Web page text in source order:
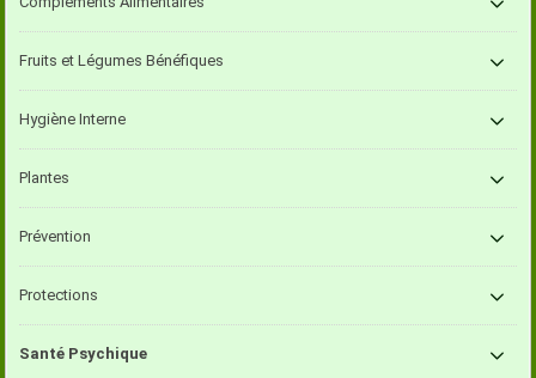
Fruits et Légumes Bénéfiques
Hygiène Interne
Plantes
Prévention
Protections
Santé Psychique